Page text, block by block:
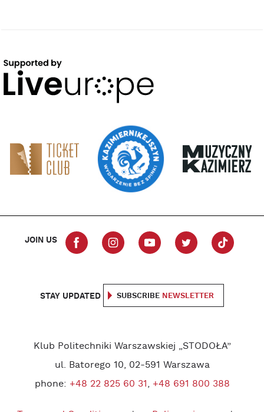
JOIN US
STAY UPDATED SUBSCRIBE NEWSLETTER
Klub Politechniki Warszawskiej „STODOŁA”
ul. Batorego 10, 02-591 Warszawa
phone: +48 22 825 60 31, +48 691 800 388